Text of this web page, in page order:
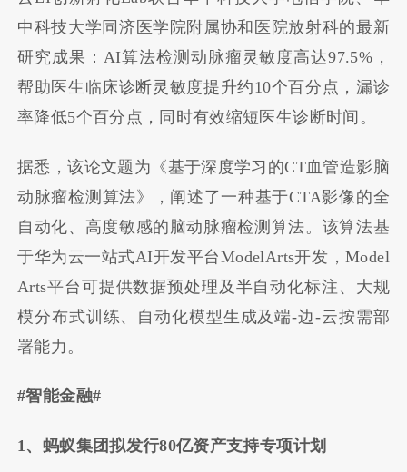
中科技大学同济医学院附属协和医院放射科的最新
研究成果：AI算法检测动脉瘤灵敏度高达97.5%，
帮助医生临床诊断灵敏度提升约10个百分点，漏诊
率降低5个百分点，同时有效缩短医生诊断时间。
据悉，该论文题为《基于深度学习的CT血管造影脑
动脉瘤检测算法》，阐述了一种基于CTA影像的全
自动化、高度敏感的脑动脉瘤检测算法。该算法基
于华为云一站式AI开发平台ModelArts开发，Model
Arts平台可提供数据预处理及半自动化标注、大规
模分布式训练、自动化模型生成及端-边-云按需部
署能力。
#智能金融#
1、蚂蚁集团拟发行80亿资产支持专项计划